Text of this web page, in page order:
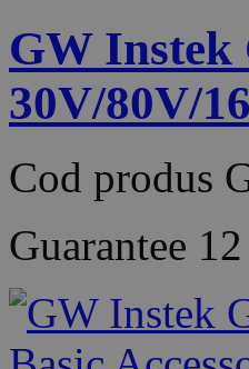
GW Instek
30V/80V/
Cod produs
Guarantee